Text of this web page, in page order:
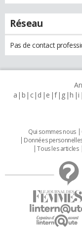
Réseau
Pas de contact
a b c d e f g h i
Qui sommes nous
Données
Tous les articles